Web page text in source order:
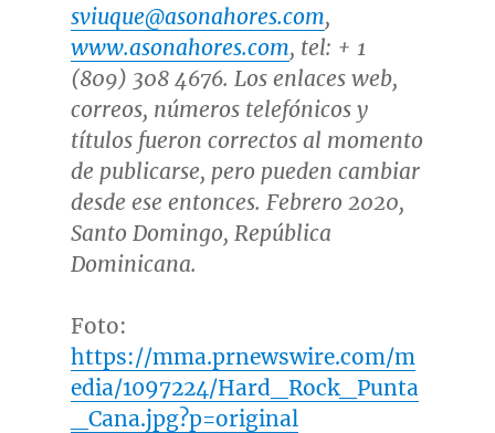
sviuque@asonahores.com,
www.asonahores.com, tel: + 1
(809) 308 4676. Los enlaces web,
correos, números telefónicos y
títulos fueron correctos al momento
de publicarse, pero pueden cambiar
desde ese entonces. Febrero 2020,
Santo Domingo, República
Dominicana.
Foto:
https://mma.prnewswire.com/m
edia/1097224/Hard_Rock_Punta
_Cana.jpg?p=original